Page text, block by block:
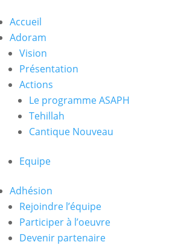
Accueil
Adoram
Vision
Présentation
Actions
Le programme ASAPH
Tehillah
Cantique Nouveau
Equipe
Adhésion
Rejoindre l’équipe
Participer à l’oeuvre
Devenir partenaire